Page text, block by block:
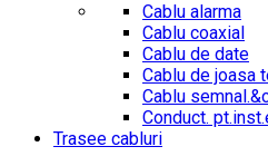
Cablu alarma
Cablu coaxial
Cablu de date
Cablu de joasa
Cablu
Conduct.
Trasee cabluri